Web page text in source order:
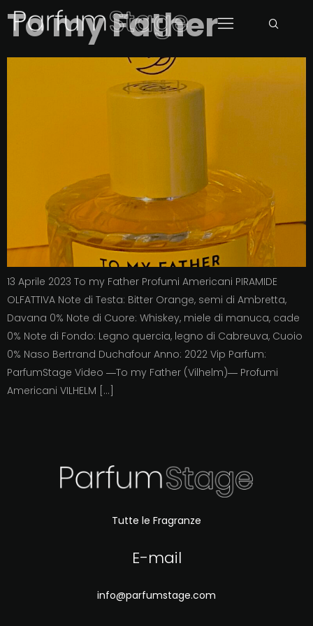
To my Father
13 Aprile 2023 To my Father Profumi Americani PIRAMIDE
OLFATTIVA Note di Testa: Bitter Orange, semi di Ambretta,
Davana 0% Note di Cuore: Whiskey, miele di manuca, cade
0% Note di Fondo: Legno quercia, legno di Cabreuva, Cuoio
0% Naso Bertrand Duchafour Anno: 2022 Vip Parfum:
ParfumStage Video ―To my Father (Vilhelm)― Profumi
Americani VILHELM […]
Tutte le Fragranze
E-mail
info@parfumstage.com